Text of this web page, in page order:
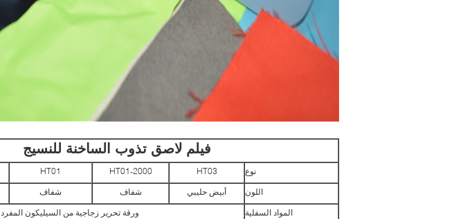
فيلم لاصق تذوب الساخنة للنسيج
نوع HT03
HT01-2000
HT01
اللون
أبيض حليبي شفاف شفاف
المواد السفلية
ورقة تحرير زجاجية من السيليكون المفرد